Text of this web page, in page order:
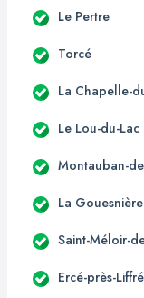
Le Pertre
Torcé
La Chapelle-
Le Lou-du-Lac
Montauban-
La Gouesnière
Saint-Méloir-
Ercé-près-Liffré